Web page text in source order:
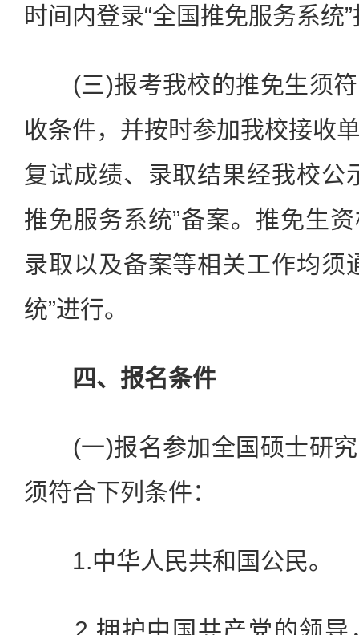
时间内登录“全国推免服务系统
(三)报考我校的推免生须符
收条件，并按时参加我校接收
复试成绩、录取结果经我校公
推免服务系统”备案。推免生
录取以及备案等相关工作均须
统”进行。
四、报名条件
(一)报名参加全国硕士研究
须符合下列条件：
1.中华人民共和国公民。